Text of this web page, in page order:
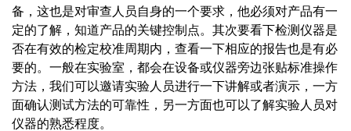
备，这也是对审查人员自身的一个要求，他必须对产品有一
定的了解，知道产品的关键控制点。其次要看下检测仪器是
否在有效的检定校准周期内，查看一下相应的报告也是有必
要的。一般在实验室，都会在设备或仪器旁边张贴标准操作
方法，我们可以邀请实验人员进行一下讲解或者演示，一方
面确认测试方法的可靠性，另一方面也可以了解实验人员对
仪器的熟悉程度。